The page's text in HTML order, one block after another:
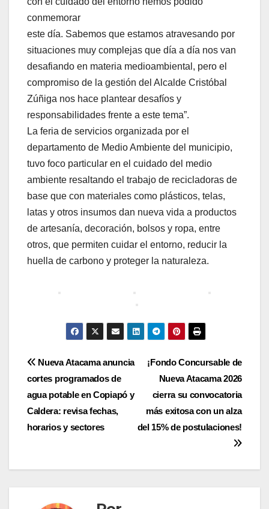
conmemorar
este día. Sabemos que estamos atravesando por
situaciones muy complejas que día a día nos van
desafiando en materia medioambiental, pero el
compromiso de la gestión del Alcalde Cristóbal
Zúñiga nos hace plantear desafíos y
responsabilidades frente a este tema”.
La feria de servicios organizada por el
departamento de Medio Ambiente del municipio,
tuvo foco particular en el cuidado del medio
ambiente resaltando el trabajo de recicladoras de
base que con materiales como plásticos, telas,
latas y otros insumos dan nueva vida a productos
de artesanía, decoración, bolsos y ropa, entre
otros, que permiten cuidar el entorno, reducir la
huella de carbono y proteger la naturaleza.
Navegación
de
entradas
¡Fondo Concursable de
Nueva Atacama 2026
cierra su convocatoria
más exitosa con un alza
del 15% de postulaciones!
Nueva Atacama anuncia
cortes programados de
agua potable en Copiapó y
Caldera: revisa fechas,
horarios y sectores